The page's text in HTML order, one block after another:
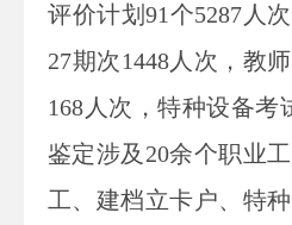
评价计划91个5287人
27期次1448人次，教
168人次，特种设备考
鉴定涉及20余个职业
工、建档立卡户、特